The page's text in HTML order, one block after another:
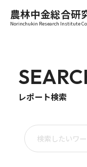
農林中金総合研
Norinchukin Research Institute
レポート検索